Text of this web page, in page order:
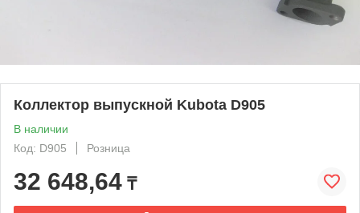
Коллектор выпускной Kubota D905
В наличии
Код: D905
Розница
32 648,64 ₸